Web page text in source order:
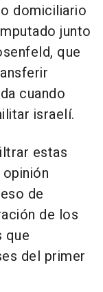
domiciliario
junto
que
cuando
israelí.
estas
de
de los
que
del primer